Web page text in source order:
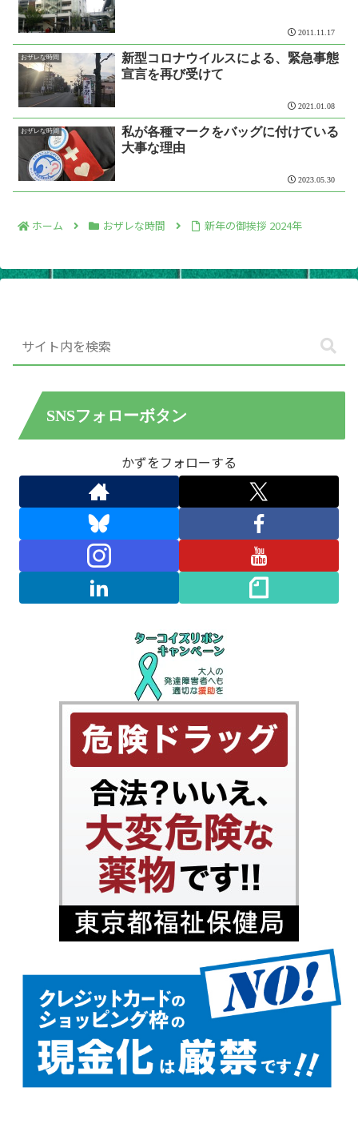
2011.11.17
おザレな時間
新型コロナウイルスによる、緊急事態
宣言を再び受けて
2021.01.08
おザレな時間
私が各種マークをバッグに付けている
大事な理由
2023.05.30
ホーム おザレな時間 新年の御挨拶 2024年
SNSフォローボタン
かずをフォローする